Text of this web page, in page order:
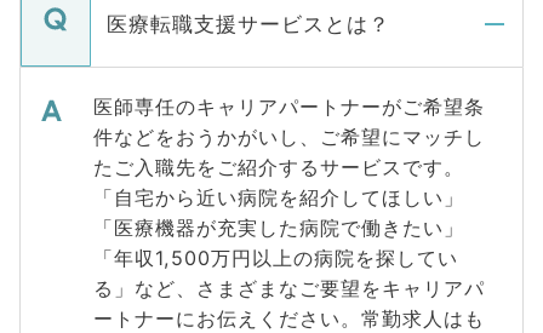
医療転職支援サービスとは？
医師専任のキャリアパートナーがご希望条
件などをおうかがいし、ご希望にマッチし
たご入職先をご紹介するサービスです。
「自宅から近い病院を紹介してほしい」
「医療機器が充実した病院で働きたい」
「年収1,500万円以上の病院を探してい
る」など、さまざまなご要望をキャリアパ
ートナーにお伝えください。常勤求人はも